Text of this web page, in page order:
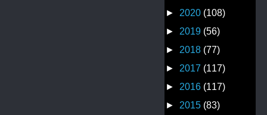
► 2020 (108)
► 2019 (56)
► 2018 (77)
► 2017 (117)
► 2016 (117)
► 2015 (83)